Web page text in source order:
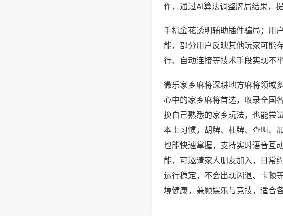
作，通过AI算法调整牌局结果，提
手机金花透明辅助插件骗局；用
能，部分用户反映其他玩家可能
行、自动连接等技术手段实现不
微乐家乡麻将深耕地方麻将领域
心中的家乡麻将首选，收录全国
换自己熟悉的家乡玩法，也能尝
本土习惯，胡牌、杠牌、查叫、
也能快速掌握，支持实时语音互
能，可邀请家人朋友加入，日常
运行稳定，不会出现闪退、卡顿
境健康，兼顾娱乐与竞技，适合